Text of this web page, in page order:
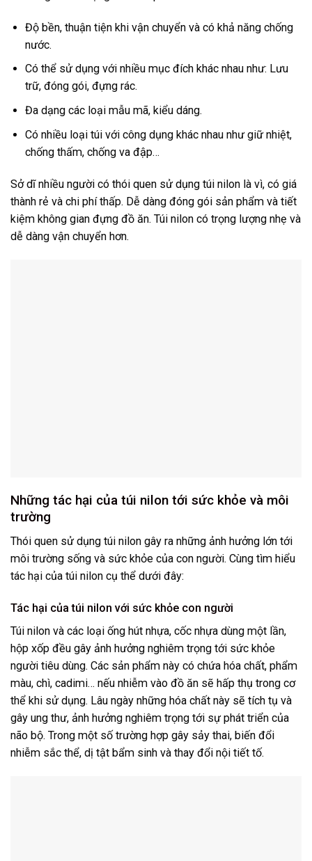
Độ bền, thuận tiện khi vận chuyển và có khả năng chống
nước.
Có thể sử dụng với nhiều mục đích khác nhau như: Lưu
trữ, đóng gói, đựng rác.
Đa dạng các loại mẫu mã, kiểu dáng.
Có nhiều loại túi với công dụng khác nhau như giữ nhiệt,
chống thấm, chống va đập…
Sở dĩ nhiều người có thói quen sử dụng túi nilon là vì, có giá
thành rẻ và chi phí thấp. Dễ dàng đóng gói sản phẩm và tiết
kiệm không gian đựng đồ ăn. Túi nilon có trọng lượng nhẹ và
dễ dàng vận chuyển hơn.
Những tác hại của túi nilon tới sức khỏe và môi
trường
Thói quen sử dụng túi nilon gây ra những ảnh hưởng lớn tới
môi trường sống và sức khỏe của con người. Cùng tìm hiểu
tác hại của túi nilon cụ thể dưới đây:
Tác hại của túi nilon với sức khỏe con người
Túi nilon và các loại ống hút nhựa, cốc nhựa dùng một lần,
hộp xốp đều gây ảnh hưởng nghiêm trọng tới sức khỏe
người tiêu dùng. Các sản phẩm này có chứa hóa chất, phẩm
màu, chì, cadimi… nếu nhiễm vào đồ ăn sẽ hấp thụ trong cơ
thể khi sử dụng. Lâu ngày những hóa chất này sẽ tích tụ và
gây ung thư, ảnh hưởng nghiêm trọng tới sự phát triển của
não bộ. Trong một số trường hợp gây sảy thai, biến đổi
nhiễm sắc thể, dị tật bẩm sinh và thay đổi nội tiết tố.